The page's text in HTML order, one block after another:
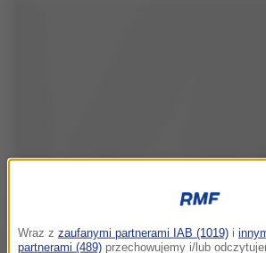
Wraz z zaufanymi partnerami IAB (1019) i
partnerami (489) przechowujemy i/lub